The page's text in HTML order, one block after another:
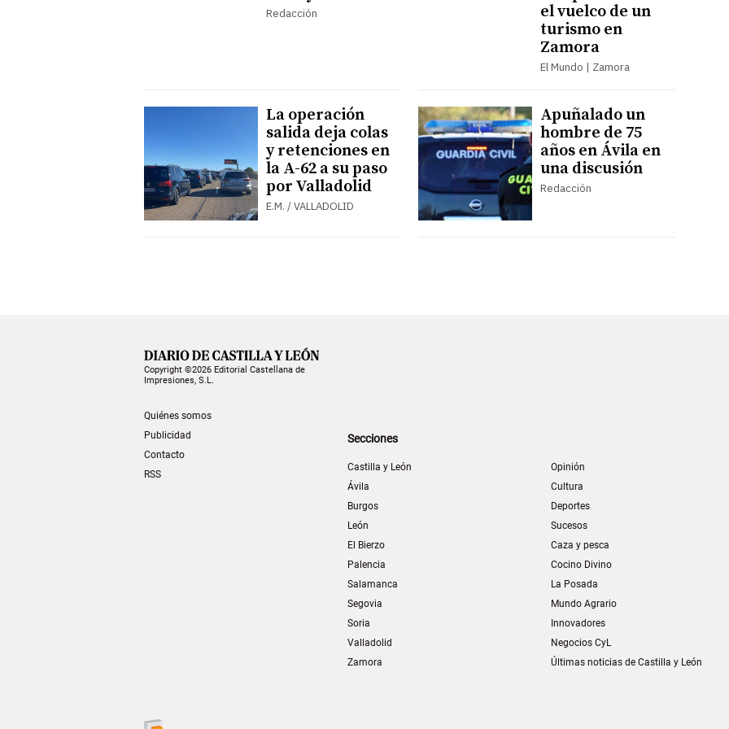
Redacción
el vuelco de un
turismo en
Zamora
El Mundo | Zamora
La operación
salida deja colas
y retenciones en
la A-62 a su paso
por Valladolid
E.M. / VALLADOLID
Apuñalado un
hombre de 75
años en Ávila en
una discusión
Redacción
Copyright ©2026 Editorial Castellana de
Impresiones, S.L.
Quiénes somos
Publicidad
Contacto
RSS
Secciones
Castilla y León
Ávila
Burgos
León
El Bierzo
Palencia
Salamanca
Segovia
Soria
Valladolid
Zamora
Opinión
Cultura
Deportes
Sucesos
Caza y pesca
Cocino Divino
La Posada
Mundo Agrario
Innovadores
Negocios CyL
Últimas noticias de Castilla y León